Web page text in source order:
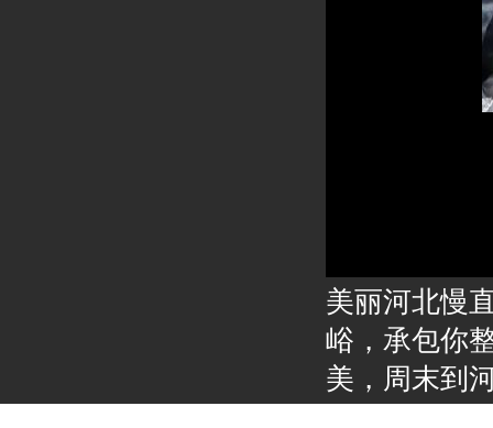
美丽河北慢
峪，承包你
美，周末到